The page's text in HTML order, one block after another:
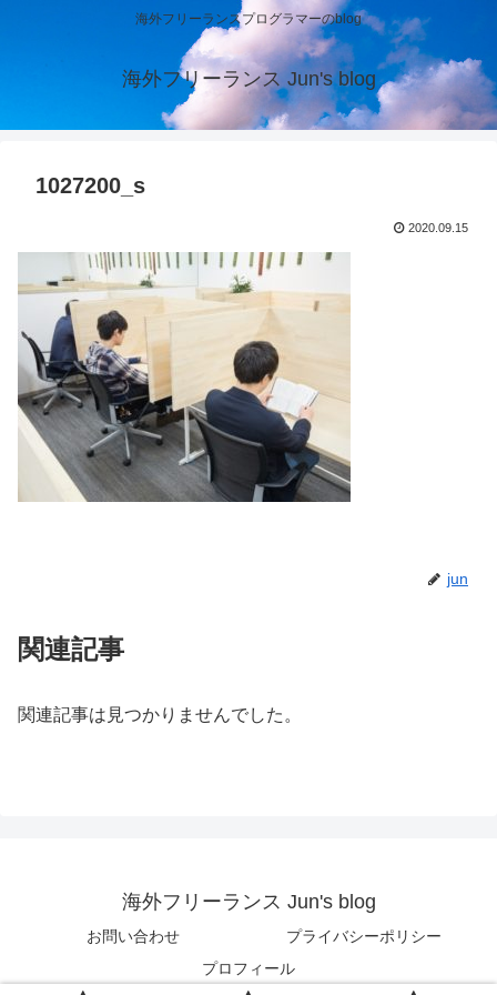
海外フリーランスプログラマーのblog
海外フリーランス Jun's blog
1027200_s
2020.09.15
jun
関連記事
関連記事は見つかりませんでした。
海外フリーランス Jun's blog
お問い合わせ
プライバシーポリシー
プロフィール